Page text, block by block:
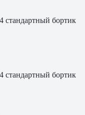
бортик
бортик